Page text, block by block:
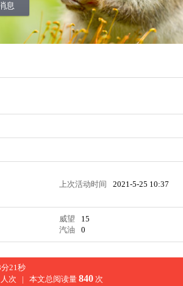
息
上次活动时间
2021-5-25 10:37
威望
15
汽油 0
22秒
次 | 本文总阅读量 840次